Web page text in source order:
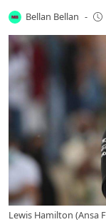
Bellan Bellan -
Lewis Hamilton (Ansa